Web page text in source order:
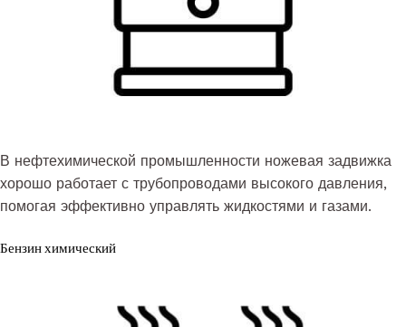
В нефтехимической промышленности ножевая задвижка
хорошо работает с трубопроводами высокого давления,
помогая эффективно управлять жидкостями и газами.
Бензин химический